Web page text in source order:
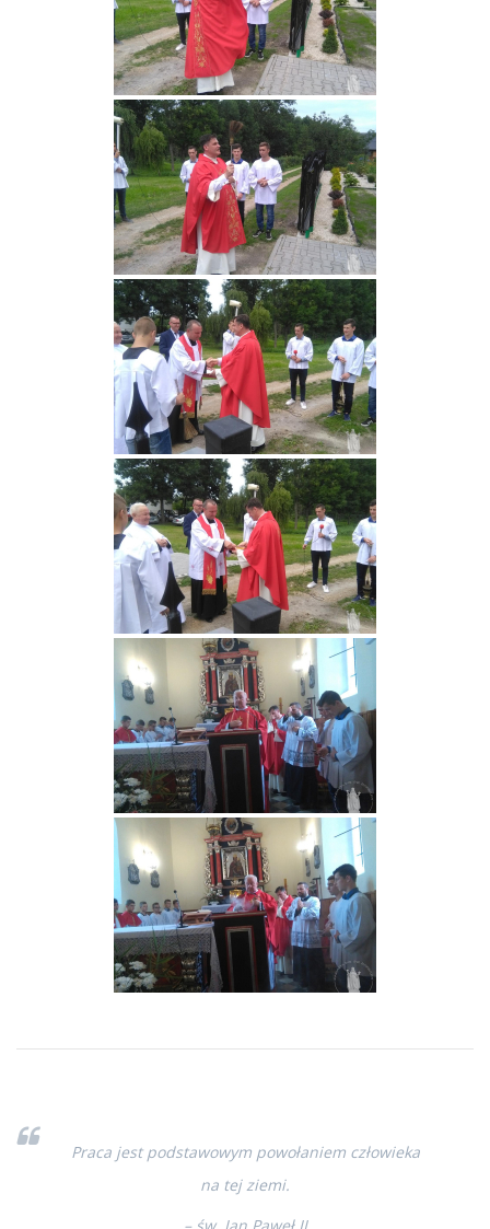
Praca jest podstawowym powołaniem człowieka
na tej ziemi.